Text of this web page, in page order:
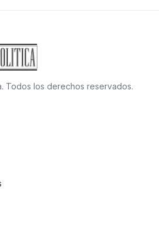
Todos los derechos reservados.